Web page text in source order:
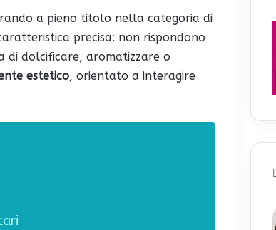
a pieno titolo nella categoria di
precisa: non rispondono
di dolcificare, aromatizzare o
estetico, orientato a interagire